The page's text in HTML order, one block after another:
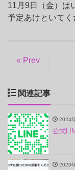
11月9日（金）は
予定あけといてく
« Prev
関連記事
2024
公式
2020